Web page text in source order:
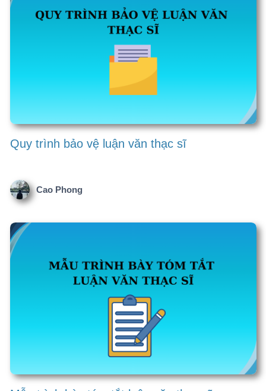
MẪU BÌA LUẬN VĂN CÓ IN CHỮ NHŨ VÀNG
Nghiên cứu khoa học Sức khỏe
Đặc điểm cấu trúc khối cơ thể ở bệnh nhân